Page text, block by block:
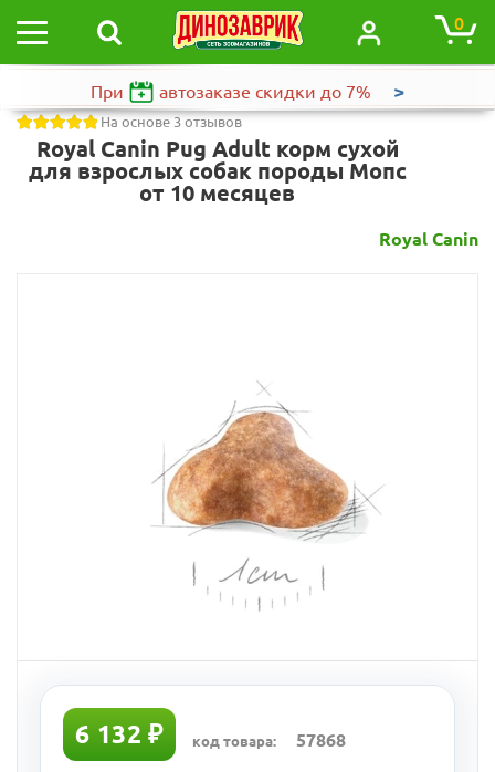
0
При автозаказе скидки до 7% >
На основе 3 отзывов
Royal Canin Pug Adult корм сухой
для взрослых собак породы Мопс
от 10 месяцев
Royal Canin
6 132 ₽ код товара: 57868